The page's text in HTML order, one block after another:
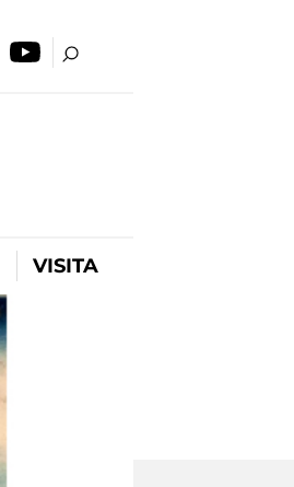
VISITA